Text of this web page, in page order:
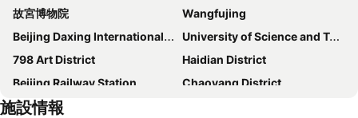
故宮博物院
Wangfujing
Beijing Daxing International Airport
University of Science and Technology Beijing Gymnasium
798 Art District
Haidian District
Beijing Railway Station
Chaoyang District
天壇
施設情報